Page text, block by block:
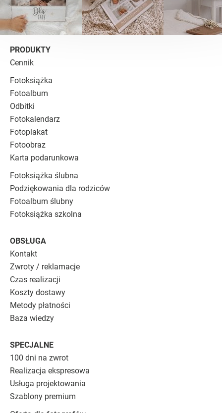
PRODUKTY
Cennik
Fotoksiążka
Fotoalbum
Odbitki
Fotokalendarz
Fotoplakat
Fotoobraz
Karta podarunkowa
Fotoksiążka ślubna
Podziękowania dla rodziców
Fotoalbum ślubny
Fotoksiążka szkolna
OBSŁUGA
Kontakt
Zwroty / reklamacje
Czas realizacji
Koszty dostawy
Metody płatności
Baza wiedzy
SPECJALNE
100 dni na zwrot
Realizacja ekspresowa
Usługa projektowania
Szablony premium